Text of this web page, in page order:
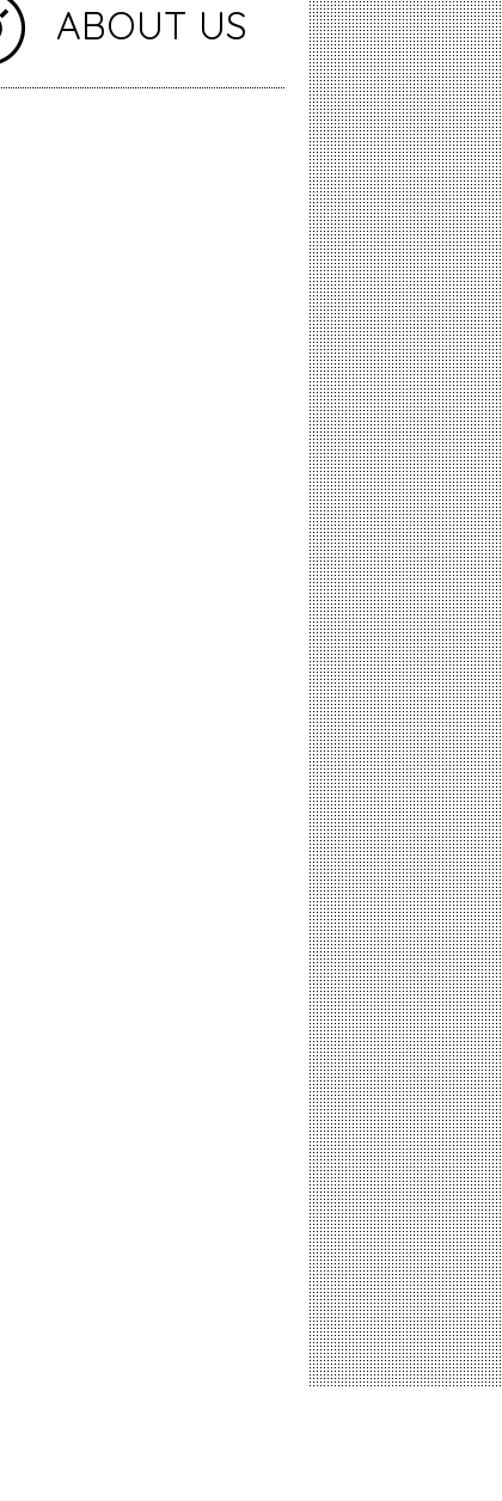
ABOUT US